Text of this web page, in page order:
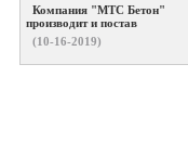
Компания "МТС Бетон"
производит и постав
(10-16-2019)